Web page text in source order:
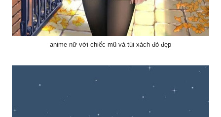
anime nữ với chiếc mũ và túi xách đỏ đẹp